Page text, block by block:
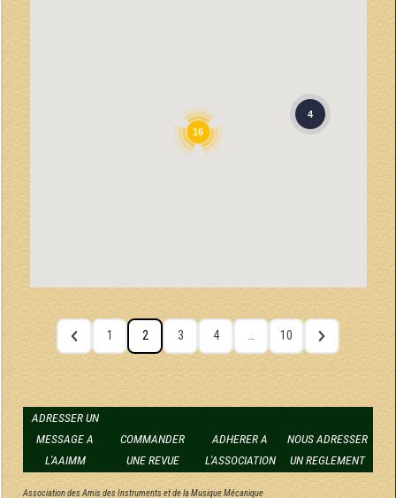
16
4
1 2 3 4 … 10
ADRESSER UN
MESSAGE A
L'AAIMM
COMMANDER
UNE REVUE
ADHERER A
L'ASSOCIATION
NOUS ADRESSER
UN REGLEMENT
Association des Amis des Instruments et de la Musique Mécanique